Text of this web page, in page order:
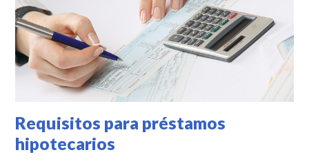
Requisitos para préstamos
hipotecarios